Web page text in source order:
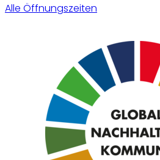
Alle Öffnungszeiten